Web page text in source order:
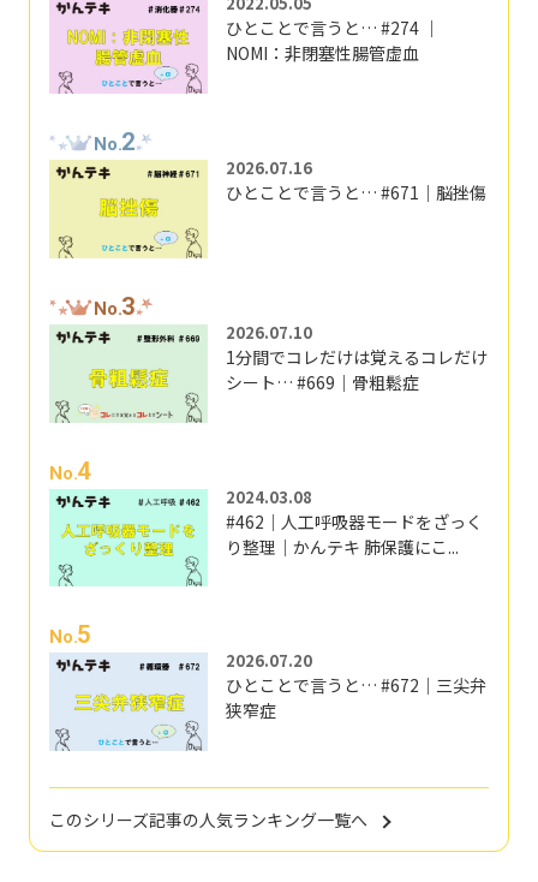
ひとことで言うと… #274 ｜
NOMI：非閉塞性腸管虚血
No.2
2026.07.16
ひとことで言うと… #671｜脳挫傷
No.3
2026.07.10
1分間でコレだけは覚えるコレだけ
シート… #669｜骨粗鬆症
No.4
2024.03.08
#462｜人工呼吸器モードをざっく
り整理｜かんテキ 肺保護にこ...
No.5
2026.07.20
ひとことで言うと… #672｜三尖弁
狭窄症
このシリーズ記事の人気ランキング一覧へ